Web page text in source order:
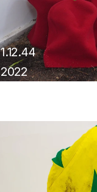
1.12.44
2022